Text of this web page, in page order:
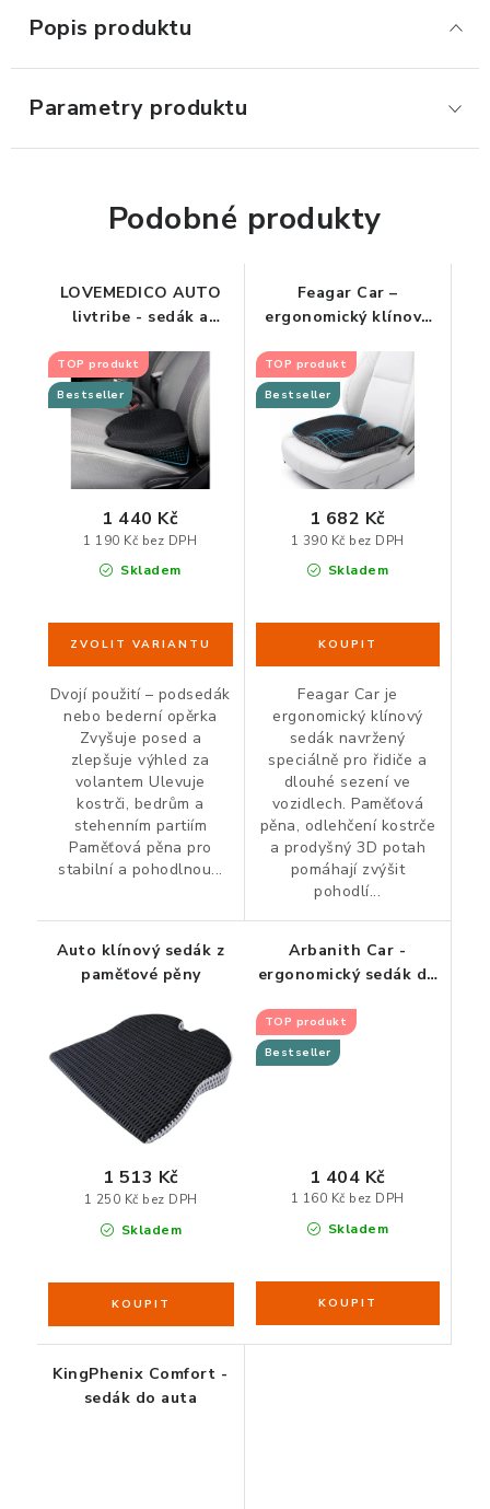
DRŽÁKY A ZÁVĚSY PC
KANCELÁŘSKÉ POTŘEBY
ZÁSUVKOVÉ BOXY
NÁDOBY NA ODPAD
SCHRÁNKY NA KLÍČE A LÉKY
DESIGN A STYL V KANCELÁŘI
ČISTIČKY VZDUCHU
VODNÍ FILTRY
O nákupu Reklamace, výměna a vrácení
Showroom
Naše realizace, inspirace a návody
Kontakty
Popis produktu
Parametry produktu
Podobné produkty
LOVEMEDICO AUTO
livtribe - sedák a
auta z paměťové pěny
TOP produkt
Bestseller
Skladem
1 190 Kč bez DPH
1 440 Kč
Dvojí použití – podsedák
nebo bederní opěrka
Zvyšuje posed a
zlepšuje výhled za
volantem Ulevuje
kostrči, bedrům a
stehenním partiím
Paměťová pěna pro
stabilní a pohodlnou...
Feagar Car –
ergonomický klínový
TOP produkt
Bestseller
Skladem
1 390 Kč bez DPH
1 682 Kč
Feagar Car je
ergonomický klínový
sedák navržený
speciálně pro řidiče a
dlouhé sezení ve
vozidlech. Paměťová
pěna, odlehčení kostrče
a prodyšný 3D potah
pomáhají zvýšit
pohodlí...
Auto klínový sedák z
paměťové pěny
Skladem
1 250 Kč bez DPH
1 513 Kč
Arbanith Car -
ergonomický sedák do
TOP produkt
Bestseller
Skladem
1 160 Kč bez DPH
1 404 Kč
KingPhenix Comfort -
sedák do auta